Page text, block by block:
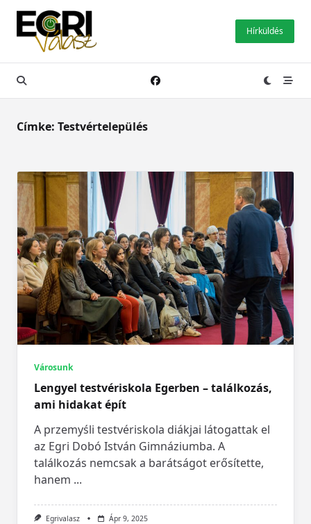
Skip
content
Hírküldés
Címke: Testvértelepülés
Városunk
Lengyel testvériskola Egerben – találkozás,
ami hidakat épít
A przemyśli testvériskola diákjai látogattak el
az Egri Dobó István Gimnáziumba. A
találkozás nemcsak a barátságot erősítette,
hanem ...
Egrivalasz Ápr 9, 2025